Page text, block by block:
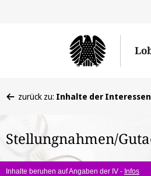
befinden
hier:
zurück zu: Inhalte der
Stellungnahmen/
Inhalte beruhen auf Angaben der IV - Infos